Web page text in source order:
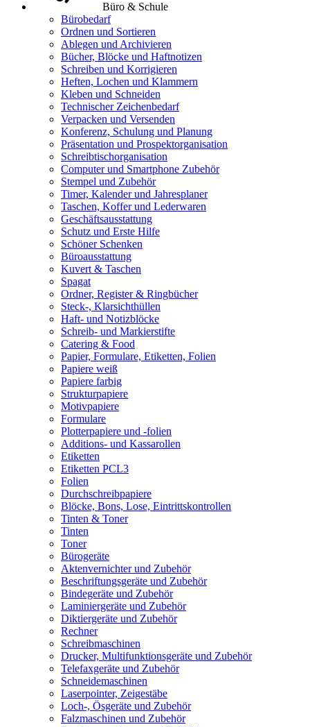
Büro & Schule
Bürobedarf
Ordnen und Sortieren
Ablegen und Archivieren
Bücher, Blöcke und Haftnotizen
Schreiben und Korrigieren
Heften, Lochen und Klammern
Kleben und Schneiden
Technischer Zeichenbedarf
Verpacken und Versenden
Konferenz, Schulung und Planung
Präsentation und Prospektorganisation
Schreibtischorganisation
Computer und Smartphone Zubehör
Stempel und Zubehör
Timer, Kalender und Jahresplaner
Taschen, Koffer und Lederwaren
Geschäftsausstattung
Schutz und Erste Hilfe
Schöner Schenken
Büroausstattung
Kuvert & Taschen
Spagat
Ordner, Register & Ringbücher
Steck-, Klarsichthüllen
Haft- und Notizblöcke
Schreib- und Markierstifte
Catering & Food
Papier, Formulare, Etiketten, Folien
Papiere weiß
Papiere farbig
Strukturpapiere
Motivpapiere
Formulare
Plotterpapiere und -folien
Additions- und Kassarollen
Etiketten
Etiketten PCL3
Folien
Durchschreibpapiere
Blöcke, Bons, Lose, Eintrittskontrollen
Tinten & Toner
Tinten
Toner
Bürogeräte
Aktenvernichter und Zubehör
Beschriftungsgeräte und Zubehör
Bindegeräte und Zubehör
Laminiergeräte und Zubehör
Diktiergeräte und Zubehör
Rechner
Schreibmaschinen
Drucker, Multifunktionsgeräte und Zubehör
Telefaxgeräte und Zubehör
Schneidemaschinen
Laserpointer, Zeigestäbe
Loch-, Ösgeräte und Zubehör
Falzmaschinen und Zubehör